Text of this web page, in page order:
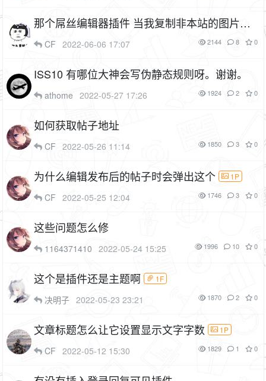
那个屌丝编辑器插件 当我复制非本站的图片链
接无法自动上传到本地
CF 2022-06-06 17:07 2144 8 0
ISS10 有哪位大神会写伪静态规则呀。谢谢。
athome 2022-05-27 17:26 1924 2 0
如何获取帖子地址
CF 2022-05-26 11:14 1850 3 0
为什么编辑发布后的帖子时会弹出这个 1P
CF 2022-05-25 12:04 1746 3 0
这些问题怎么修
1164371410 2022-05-24 15:25 1996 10 0
这个是插件还是主题啊 1F
决明子 2022-05-23 23:21 1870 2 0
文章标题怎么让它设置显示文字字数 1P
CF 2022-05-12 15:30 1829 1 0